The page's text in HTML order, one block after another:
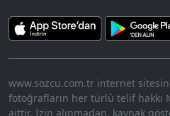
www.sozcu.com.tr internet
fotoğrafların her türlü telif hakkı
aittir. İzin alınmadan, kaynak